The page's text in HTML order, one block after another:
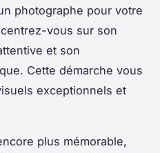
photographe pour votre
vous sur son
et son
Cette démarche vous
exceptionnels et
plus mémorable,